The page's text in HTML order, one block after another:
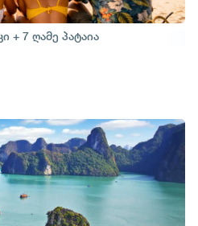
+ 7 ღამე პატაია